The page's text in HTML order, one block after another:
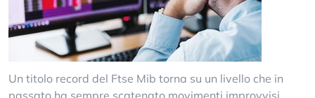
Un titolo record del Ftse Mib torna su un livello che in
passato ha sempre scatenato movimenti improvvisi.